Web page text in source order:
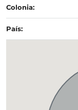
Colonia:
País: